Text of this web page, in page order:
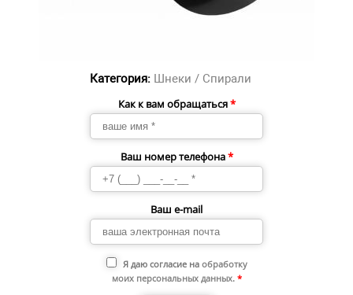
Категория: Шнеки / Спирали
Как к вам обращаться*
Ваш номер телефона*
Ваш e-mail
Я даю согласие на обработку
моих персональных данных. *